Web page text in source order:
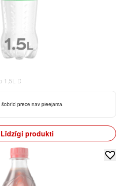
1,5L D
prece nav pieejama.
Līdzīgi produkti